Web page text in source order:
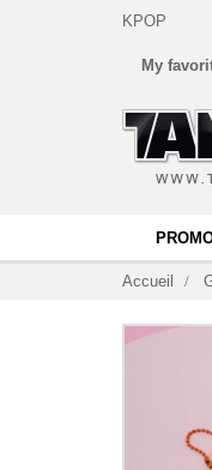
KPOP
My
Accueil